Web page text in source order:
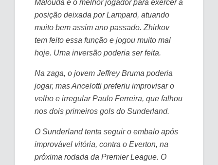
Malouda é o melhor jogador para exercer a
posição deixada por Lampard, atuando
muito bem assim ano passado. Zhirkov
tem feito essa função e jogou muito mal
hoje. Uma inversão poderia ser feita.
Na zaga, o jovem Jeffrey Bruma poderia
jogar, mas Ancelotti preferiu improvisar o
velho e irregular Paulo Ferreira, que falhou
nos dois primeiros gols do Sunderland.
O Sunderland tenta seguir o embalo após
improvável vitória, contra o Everton, na
próxima rodada da Premier League. O